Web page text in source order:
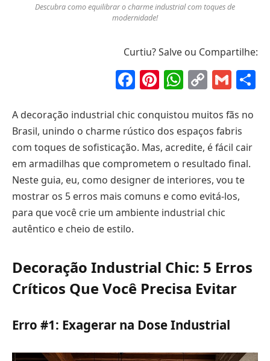
Descubra como equilibrar o charme industrial com toques de
modernidade!
Curtiu? Salve ou Compartilhe:
Facebook
Pinterest
Copy
A decoração industrial chic conquistou muitos fãs no
Brasil, unindo o charme rústico dos espaços fabris
com toques de sofisticação. Mas, acredite, é fácil cair
em armadilhas que comprometem o resultado final.
Neste guia, eu, como designer de interiores, vou te
mostrar os 5 erros mais comuns e como evitá-los,
para que você crie um ambiente industrial chic
autêntico e cheio de estilo.
Decoração Industrial Chic: 5 Erros
Críticos Que Você Precisa Evitar
Erro #1: Exagerar na Dose Industrial